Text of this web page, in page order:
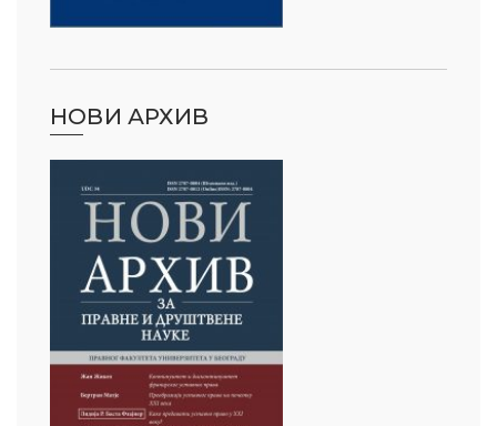
НОВИ АРХИВ